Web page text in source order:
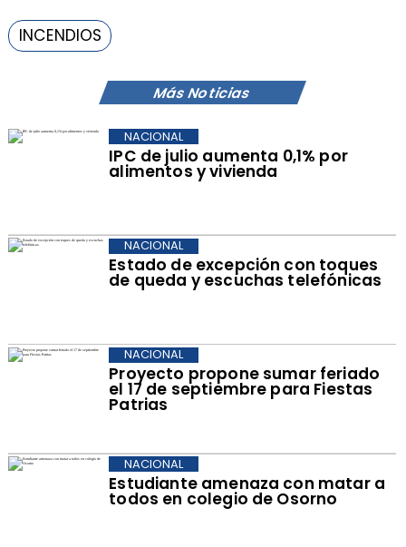
Más Noticias
IPC de julio aumenta 0,1% por
alimentos y vivienda
NACIONAL
Estado de excepción con toques
de queda y escuchas telefónicas
NACIONAL
Proyecto propone sumar feriado
el 17 de septiembre para Fiestas
Patrias
NACIONAL
Estudiante amenaza con matar a
todos en colegio de Osorno
NACIONAL
INCENDIOS